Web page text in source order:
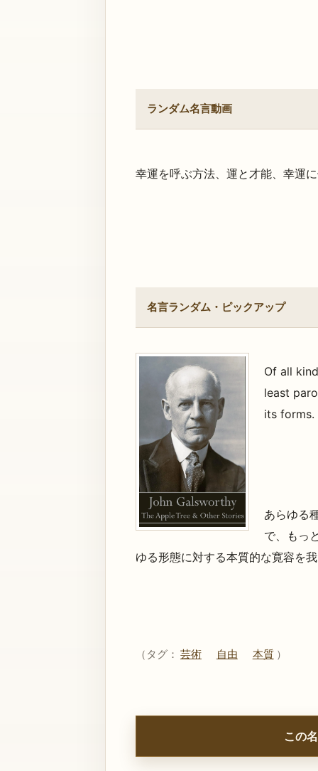
ランダム名言動画
幸運を呼ぶ方法、運と才能、幸運
名言ランダム・ピックアップ
Of all
least
its forms.
あらゆる
で、もっ
ゆる形態に対する本質的な寛容を
（タグ： 芸術 自由 本質 ）
この